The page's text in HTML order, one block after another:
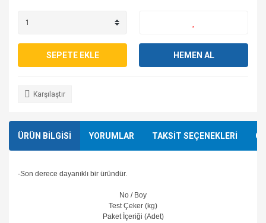
SEPETE EKLE HEMEN AL
Karşılaştır
ÜRÜN BİLGİSİ YORUMLAR TAKSİT SEÇENEKLERİ
-Son derece dayanıklı bir üründür.
No / Boy
Test Çeker (kg)
Paket İçeriği (Adet)